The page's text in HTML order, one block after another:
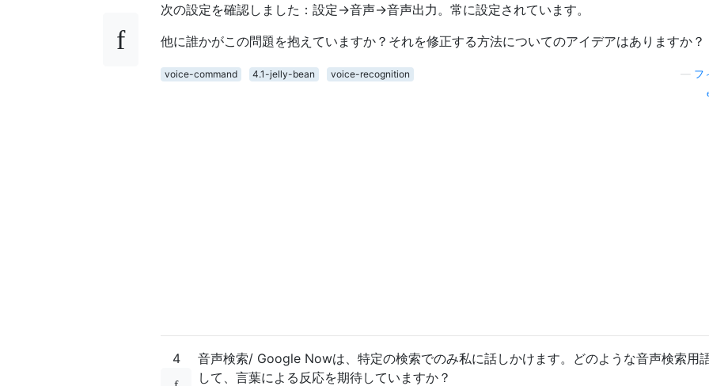
次の設定を確認しました：設定->音声->音声出力。常に設定されています。
他に誰かがこの問題を抱えていますか？それを修正する方法についてのアイデアはありますか？
voice-command 4.1-jelly-bean voice-recognition
フ
4
音声検索/ Google Nowは、特定の検索でのみ私に話しかけます。どのような音声検索用
して、言葉による反応を期待していますか？